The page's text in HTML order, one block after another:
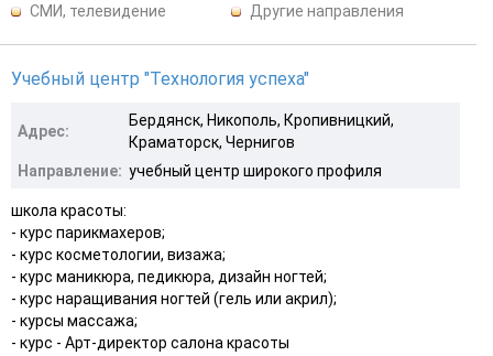
СМИ, телевидение
Другие направления
Учебный центр "Технология успеха"
Адрес:
Бердянск, Никополь, Кропивницкий,
Краматорск, Чернигов
Направление: учебный центр широкого профиля
школа красоты:
- курс парикмахеров;
- курс косметологии, визажа;
- курс маникюра, педикюра, дизайн ногтей;
- курс наращивания ногтей (гель или акрил);
- курсы массажа;
- курс - Арт-директор салона красоты